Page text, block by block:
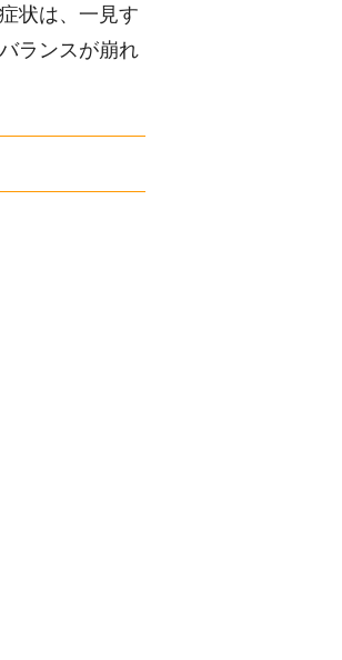
状は、一見す
ランスが崩れ